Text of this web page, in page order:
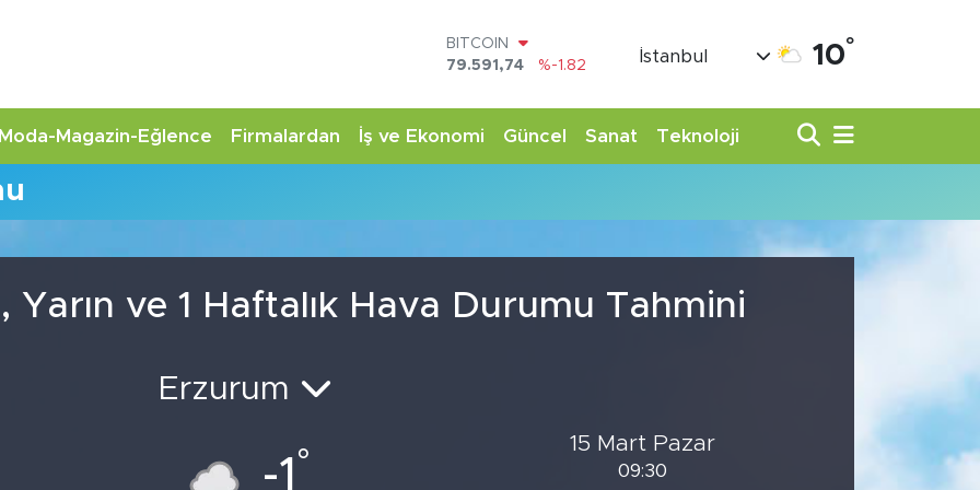
BITCOIN
79.591,74
%-1.82
45,43620
%0.02
EURO
BİST100
İstanbul 10°
Moda-Magazin-Eğlence Firmalardan İş ve Ekonomi Güncel Sanat Teknoloji
ve 1 Haftalık Hava Durumu Tahmini
Erzurum
-1 °
15 Mart Pazar
09:30